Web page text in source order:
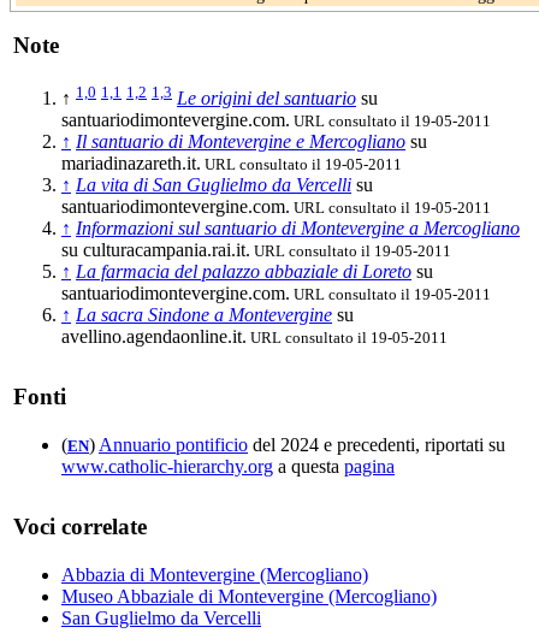
Note
↑ 1,0 1,1 1,2 1,3 Le origini del santuario su
santuariodimontevergine.com. URL consultato il 19-05-2011
↑ Il santuario di Montevergine e Mercogliano su
mariadinazareth.it. URL consultato il 19-05-2011
↑ La vita di San Guglielmo da Vercelli su
santuariodimontevergine.com. URL consultato il 19-05-2011
↑ Informazioni sul santuario di Montevergine a Mercogliano
su culturacampania.rai.it. URL consultato il 19-05-2011
↑ La farmacia del palazzo abbaziale di Loreto su
santuariodimontevergine.com. URL consultato il 19-05-2011
↑ La sacra Sindone a Montevergine su
avellino.agendaonline.it. URL consultato il 19-05-2011
Fonti
(EN) Annuario pontificio del 2024 e precedenti, riportati su
www.catholic-hierarchy.org a questa pagina
Voci correlate
Abbazia di Montevergine (Mercogliano)
Museo Abbaziale di Montevergine (Mercogliano)
San Guglielmo da Vercelli